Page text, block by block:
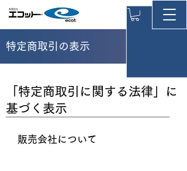
特定商取引の表示
「特定商取引に関する法律」に
基づく表示
販売会社について